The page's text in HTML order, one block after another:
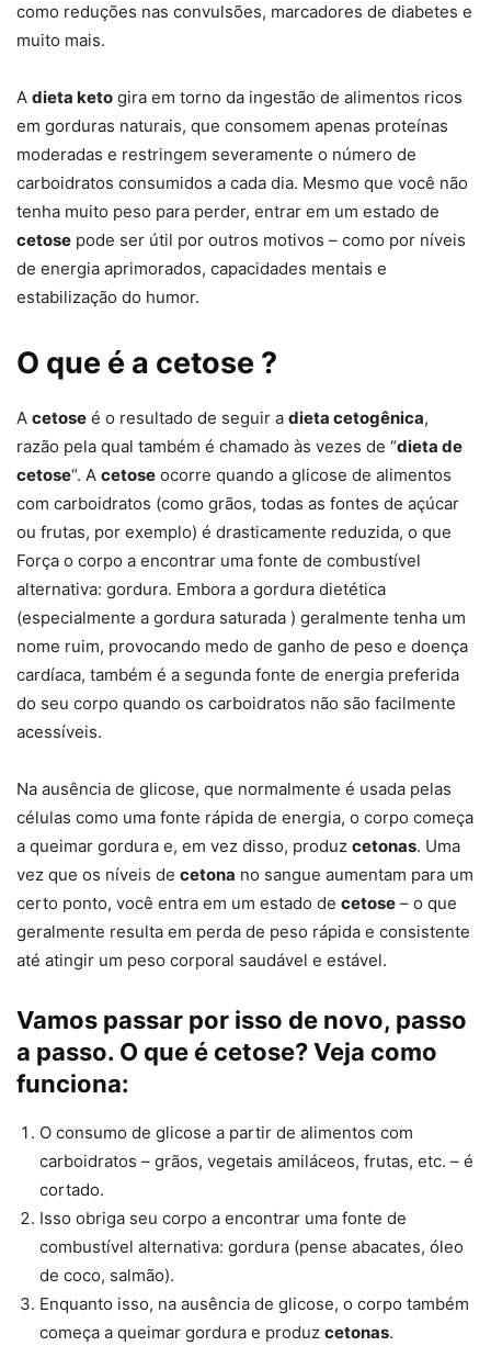
como reduções nas convulsões, marcadores de diabetes e
muito mais.
A dieta keto gira em torno da ingestão de alimentos ricos
em gorduras naturais, que consomem apenas proteínas
moderadas e restringem severamente o número de
carboidratos consumidos a cada dia. Mesmo que você não
tenha muito peso para perder, entrar em um estado de
cetose pode ser útil por outros motivos – como por níveis
de energia aprimorados, capacidades mentais e
estabilização do humor.
O que é a cetose ?
A cetose é o resultado de seguir a dieta cetogênica,
razão pela qual também é chamado às vezes de “dieta de
cetose“. A cetose ocorre quando a glicose de alimentos
com carboidratos (como grãos, todas as fontes de açúcar
ou frutas, por exemplo) é drasticamente reduzida, o que
Força o corpo a encontrar uma fonte de combustível
alternativa: gordura. Embora a gordura dietética
(especialmente a gordura saturada ) geralmente tenha um
nome ruim, provocando medo de ganho de peso e doença
cardíaca, também é a segunda fonte de energia preferida
do seu corpo quando os carboidratos não são facilmente
acessíveis.
Na ausência de glicose, que normalmente é usada pelas
células como uma fonte rápida de energia, o corpo começa
a queimar gordura e, em vez disso, produz cetonas. Uma
vez que os níveis de cetona no sangue aumentam para um
certo ponto, você entra em um estado de cetose – o que
geralmente resulta em perda de peso rápida e consistente
até atingir um peso corporal saudável e estável.
Vamos passar por isso de novo, passo
a passo. O que é cetose? Veja como
funciona:
O consumo de glicose a partir de alimentos com
carboidratos – grãos, vegetais amiláceos, frutas, etc. – é
cortado.
Isso obriga seu corpo a encontrar uma fonte de
combustível alternativa: gordura (pense abacates, óleo
de coco, salmão).
Enquanto isso, na ausência de glicose, o corpo também
começa a queimar gordura e produz cetonas.